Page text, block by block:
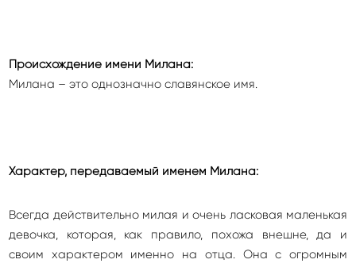
Происхождение имени Милана:
Милана – это однозначно славянское имя.
Характер, передаваемый именем Милана:
Всегда действительно милая и очень ласковая маленькая
девочка, которая, как правило, похожа внешне, да и
своим характером именно на отца. Она с огромным